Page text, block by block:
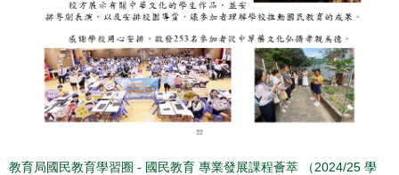
教育局國民教育學習圈 - 國民教育 專業發展課程薈萃 （2024/25 學